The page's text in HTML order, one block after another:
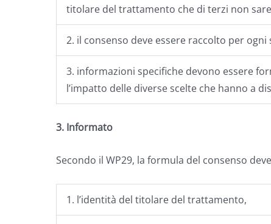
titolare del trattamento che di terzi non
2. il consenso deve essere raccolto per
3. informazioni specifiche devono essere
l’impatto delle diverse scelte che hanno a
3. Informato
Secondo il WP29, la formula del consenso
1. l’identità del titolare del trattamento,